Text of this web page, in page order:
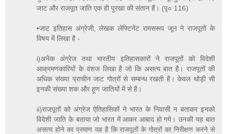
जाट और राजपूत जाति एक ही पुरखा की संतान हैं। (पृ० 116)
•जाट इतिहास अंग्रेजी, लेखक लेफ्टिनेंट रामसरूप जून ने राजपूतों के
विषय में लिखा है -
i)अनेक अंग्रेज तथा भारतीय इतिहासकारों ने राजपूतों को विदेशी
आक्रमणकारियों के वंशज लिखा है जो कि असत्य बात है। राजपूतों की
अधिक संख्या प्राचीन जाट गोत्रों से सम्बन्ध रखती है। केवल थोड़ी सी
इनकी संख्या शक और हूण जातियों में से है।
ii)राजपूतों को अंग्रेज ऐतिहासिकों ने भारत के निवासी न बताकर इनको
विदेशी जाति के बताया जो भारत में आकर आबाद हो गये। उनकी यह बात
असत्य होने का प्रमाण यह है कि राजपूतों के गोत्रों का निरीक्षण करने से